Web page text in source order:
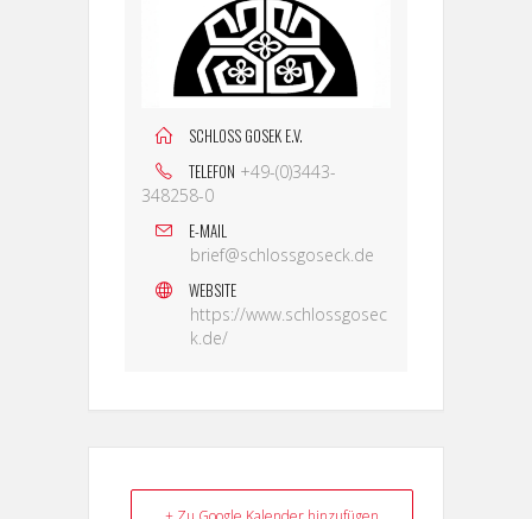
SCHLOSS GOSEK E.V.
TELEFON +49-(0)3443-
348258-0
E-MAIL
brief@schlossgoseck.de
WEBSITE
https://www.schlossgosec
k.de/